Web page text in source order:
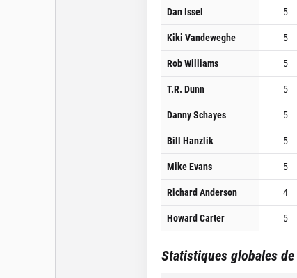
Dan Issel
5
Kiki Vandeweghe
5
Rob Williams
5
T.R. Dunn
5
Danny Schayes
5
Bill Hanzlik
5
Mike Evans
5
Richard Anderson
4
Howard Carter
5
Statistiques globales